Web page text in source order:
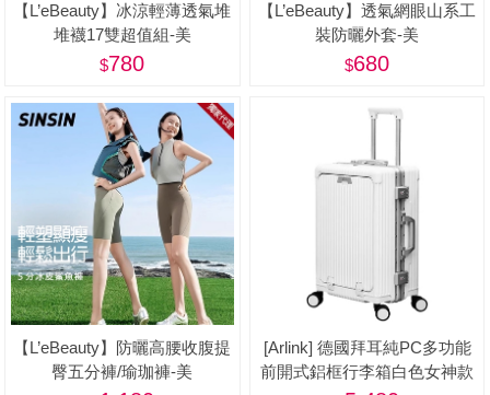
【L’eBeauty】冰涼輕薄透氣堆
堆襪17雙超值組-美
780
【L’eBeauty】透氣網眼山系工
裝防曬外套-美
680
【L’eBeauty】防曬高腰收腹提
臀五分褲/瑜珈褲-美
[Arlink] 德國拜耳純PC多功能
前開式鋁框行李箱白色女神款